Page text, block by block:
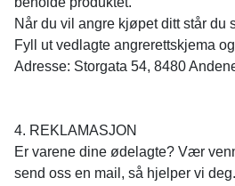
Når du vil angre kjøpet ditt står du
Fyll ut vedlagte angrerettskjema
Adresse: Storgata 54, 8480
4. REKLAMASJON
Er varene dine ødelagte? Vær
send oss en mail, så hjelper vi deg.